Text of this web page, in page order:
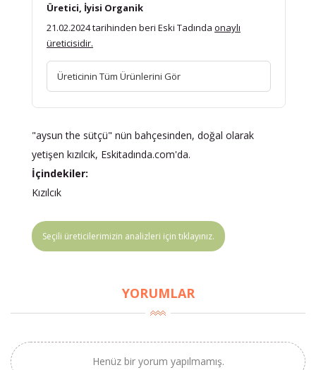
Üretici, İyisi Organik
21.02.2024 tarihinden beri Eski Tadında onaylı
üreticisidir.
Üreticinin Tüm Ürünlerini Gör
"aysun the sütçü" nün bahçesinden, doğal olarak
yetişen kızılcık, Eskitadında.com'da.
İçindekiler:
Kızılcık
Seçili üreticilerimizin analizleri için tıklayınız.
YORUMLAR
Henüz bir yorum yapılmamış.